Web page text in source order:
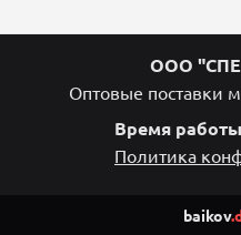
ООО
Оптовые поставки
Время работы
Политика
baikov